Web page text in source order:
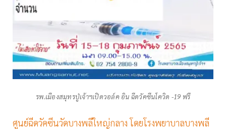
รพ.เมืองสมุทรปู่เจ้าฯเปิดวอล์ค อิน ฉีดวัคซีนโควิด -19 ฟรี
ศูนย์ฉีดวัคซีนวัดบางพลีใหญ่กลาง โดยโรงพยาบาลบางพลี